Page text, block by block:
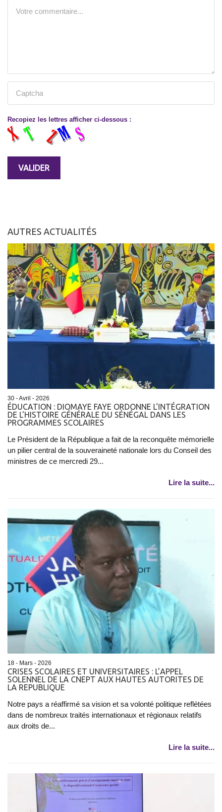
Recopiez les lettres afficher ci-dessous :
AUTRES ACTUALITÉS
30 - Avril - 2026
ÉDUCATION : DIOMAYE FAYE ORDONNE L'INTÉGRATION
DE L'HISTOIRE GÉNÉRALE DU SÉNÉGAL DANS LES
PROGRAMMES SCOLAIRES
Le Président de la République a fait de la reconquête mémorielle
un pilier central de la souveraineté nationale lors du Conseil des
ministres de ce mercredi 29...
Lire la suite...
18 - Mars - 2026
CRISES SCOLAIRES ET UNIVERSITAIRES : L’APPEL
SOLENNEL DE LA CNEPT AUX HAUTES AUTORITES DE
LA REPUBLIQUE
Notre pays a réaffirmé sa vision et sa volonté politique reflétées
dans de nombreux traités internationaux et régionaux relatifs
aux droits de...
Lire la suite...